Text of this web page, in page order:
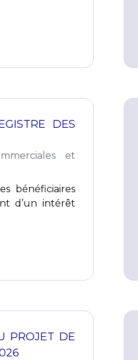
DES
et
bénéficiaires
d’un intérêt
PROJET DE